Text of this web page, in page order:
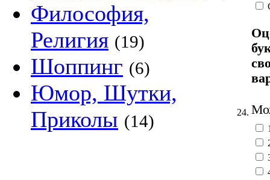
Философия,
Религия (19)
Шоппинг (6)
Юмор, Шутки,
Приколы (14) 24.